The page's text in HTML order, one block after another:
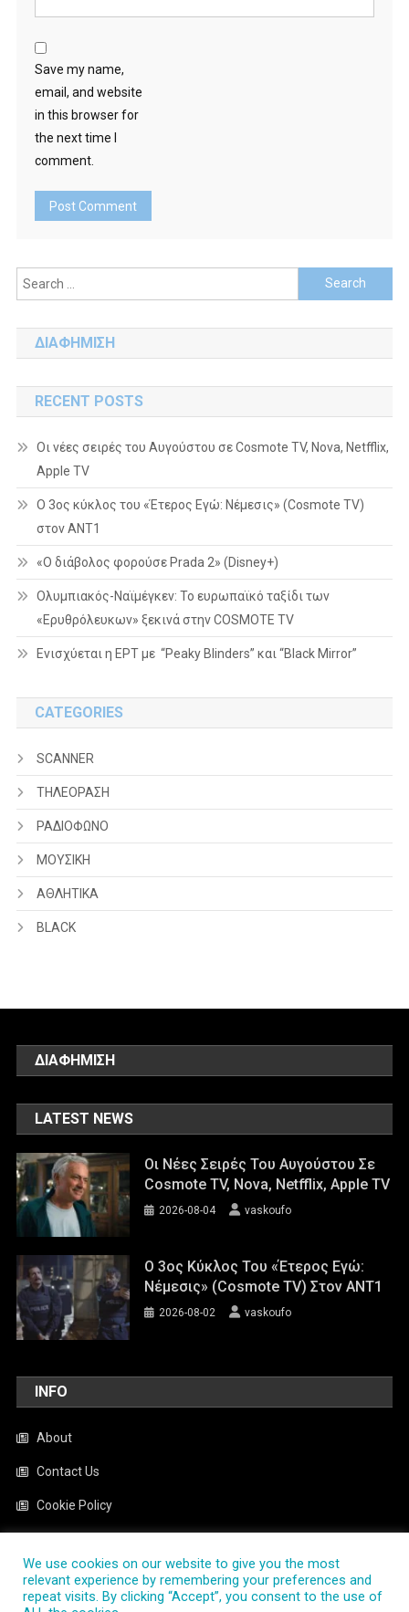
Save my name,
email, and website
in this browser for
the next time I
comment.
Search
for:
ΔΙΑΦΗΜΙΣΗ
RECENT POSTS
Οι νέες σειρές του Αυγούστου σε Cosmote TV, Nova, Netfflix,
Apple TV
Ο 3ος κύκλος του «Έτερος Εγώ: Νέμεσις» (Cosmote TV)
στον ΑΝΤ1
«Ο διάβολος φορούσε Prada 2» (Disney+)
Ολυμπιακός-Ναϊμέγκεν: Το ευρωπαϊκό ταξίδι των
«Ερυθρόλευκων» ξεκινά στην COSMOTE TV
Ενισχύεται η ΕΡΤ με “Peaky Blinders” και “Black Mirror”
CATEGORIES
SCANNER
ΤΗΛΕΟΡΑΣΗ
ΡΑΔΙΟΦΩΝΟ
ΜΟΥΣΙΚΗ
ΑΘΛΗΤΙΚΑ
BLACK
ΔΙΑΦΗΜΙΣΗ
LATEST NEWS
Οι Νέες Σειρές Του Αυγούστου Σε
Cosmote TV, Nova, Netfflix, Apple TV
2026-08-04 vaskoufo
Ο 3ος Κύκλος Του «Έτερος Εγώ:
Νέμεσις» (Cosmote TV) Στον ΑΝΤ1
2026-08-02 vaskoufo
INFO
About
Contact Us
Cookie Policy
Privacy Policy
We use cookies on our website to give you the most
relevant experience by remembering your preferences and
repeat visits. By clicking “Accept”, you consent to the use of